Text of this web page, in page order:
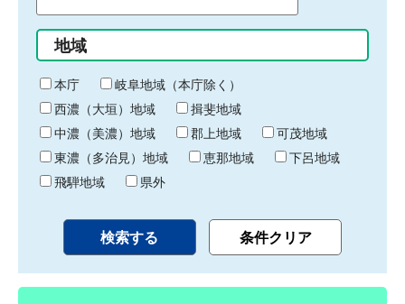
始
り
間
終
わ
り
地域
本庁
岐阜地域（本庁除く）
西濃（大垣）地域
揖斐地域
中濃（美濃）地域
郡上地域
可茂地域
東濃（多治見）地域
恵那地域
下呂地域
飛騨地域
県外